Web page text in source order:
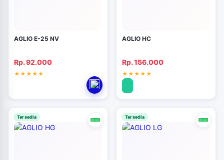
AGLIO E-25 NV
Rp. 92.000
AGLIO HC
Rp. 156.000
Tersedia Tersedia